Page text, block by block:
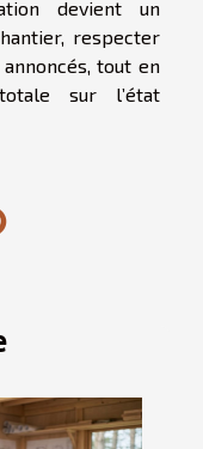
devient un
respecter
tout en
sur l’état